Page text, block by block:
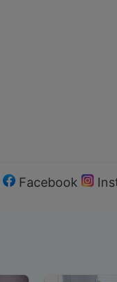
Facebook